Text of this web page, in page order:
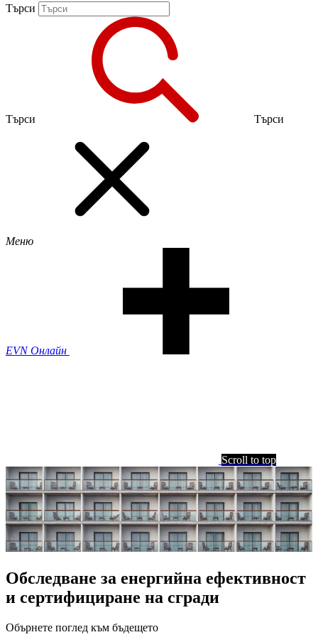
Търси
Търси Търси
Меню
EVN Онлайн
Scroll to top
Обследване за енергийна ефективност
и сертифициране на сгради
Обърнете поглед към бъдещето